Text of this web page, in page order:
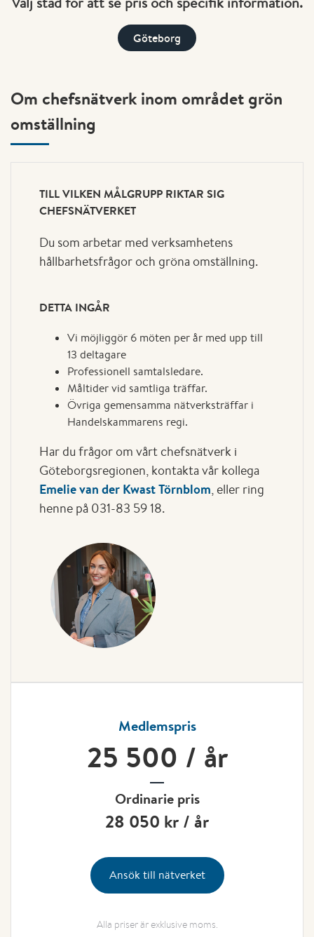
Göteborg
Om chefsnätverk inom området grön
omställning
TILL VILKEN MÅLGRUPP RIKTAR SIG
CHEFSNÄTVERKET
Du som arbetar med verksamhetens
hållbarhetsfrågor och gröna omställning.
DETTA INGÅR
Vi möjliggör 6 möten per år med upp till
13 deltagare
Professionell samtalsledare.
Måltider vid samtliga träffar.
Övriga gemensamma nätverksträffar i
Handelskammarens regi.
Har du frågor om vårt chefsnätverk i
Göteborgsregionen, kontakta vår kollega
Emelie van der Kwast Törnblom, eller ring
henne på 031-83 59 18.
Medlemspris
25 500 / år
Ordinarie pris
28 050 kr / år
Ansök till nätverket
Alla priser är exklusive moms.